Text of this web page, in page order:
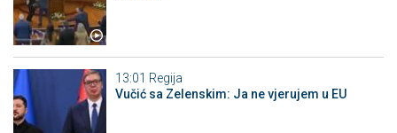
13:01 Regija
Vučić sa Zelenskim: Ja ne vjerujem u EU